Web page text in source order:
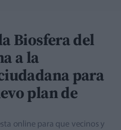
Biosfera del
a la
para
plan de
online para que vecinos y